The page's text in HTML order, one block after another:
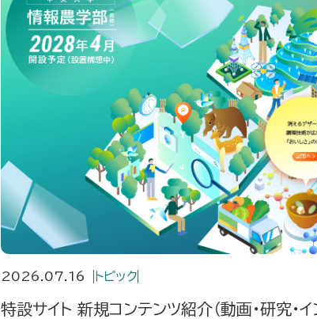
2026.07.16 トピック
特設サイト 新規コンテンツ紹介（動画・研究・イ